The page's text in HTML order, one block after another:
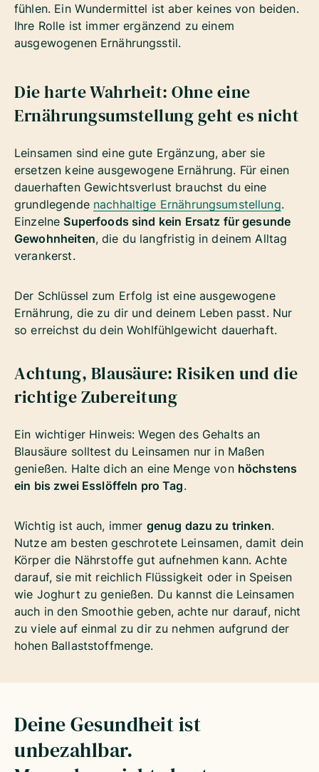
fühlen. Ein Wundermittel ist aber keines von beiden.
Ihre Rolle ist immer ergänzend zu einem
ausgewogenen Ernährungsstil.
Die harte Wahrheit: Ohne eine
Ernährungsumstellung geht es nicht
Leinsamen sind eine gute Ergänzung, aber sie
ersetzen keine ausgewogene Ernährung. Für einen
dauerhaften Gewichtsverlust brauchst du eine
grundlegende nachhaltige Ernährungsumstellung.
EinzelneSuperfoods sind kein Ersatz für gesunde
Gewohnheiten, die du langfristig in deinem Alltag
verankerst.
Der Schlüssel zum Erfolg ist eine ausgewogene
Ernährung, die zu dir und deinem Leben passt. Nur
so erreichst du dein Wohlfühlgewicht dauerhaft.
Achtung, Blausäure: Risiken und die
richtige Zubereitung
Ein wichtiger Hinweis: Wegen des Gehalts an
Blausäure solltest du Leinsamen nur in Maßen
genießen. Halte dich an eine Menge von höchstens
ein bis zwei Esslöffeln pro Tag.
Wichtig ist auch, immer genug dazu zu trinken.
Nutze am besten geschrotete Leinsamen, damit dein
Körper die Nährstoffe gut aufnehmen kann. Achte
darauf, sie mit reichlich Flüssigkeit oder in Speisen
wie Joghurt zu genießen. Du kannst die Leinsamen
auch in den Smoothie geben, achte nur darauf, nicht
zu viele auf einmal zu dir zu nehmen aufgrund der
hohen Ballaststoffmenge.
Deine Gesundheit ist
unbezahlbar.